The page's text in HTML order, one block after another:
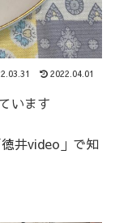
2022.04.01
います
井video」で知